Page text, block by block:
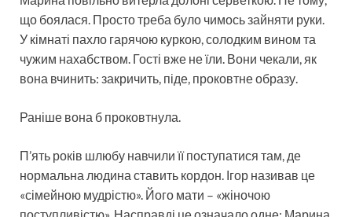
що боялася. Просто треба було чимось зайняти руки.
У кімнаті пахло гарячою куркою, солодким вином та
чужим нахабством. Гості вже не їли. Вони чекали, як
вона вчинить: закричить, піде, проковтне образу.
Раніше вона б проковтнула.
П’ять років шлюбу навчили її поступатися там, де
нормальна людина ставить кордон. Ігор називав це
«сімейною мудрістю». Його мати – «жіночою